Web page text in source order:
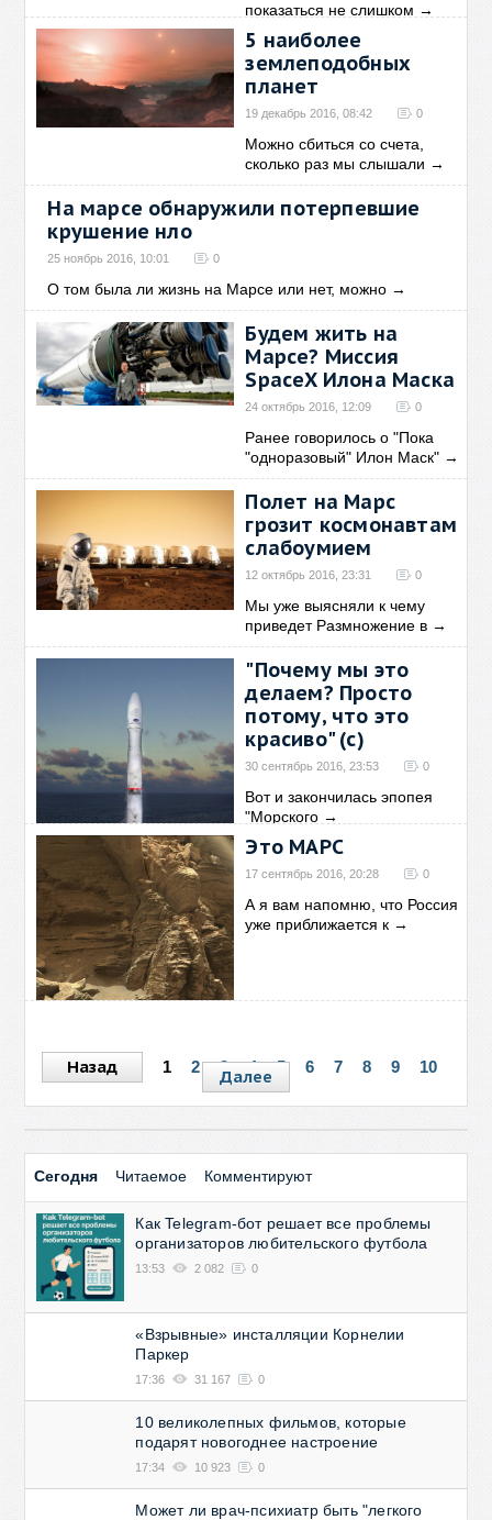
показаться не слишком →
5 наиболее
землеподобных
планет
19 декабрь 2016, 08:42 0
Можно сбиться со счета,
сколько раз мы слышали →
На марсе обнаружили потерпевшие
крушение нло
25 ноябрь 2016, 10:01 0
О том была ли жизнь на Марсе или нет, можно →
Будем жить на
Марсе? Миссия
SpaceX Илона Маска
24 октябрь 2016, 12:09 0
Ранее говорилось о "Пока
"одноразовый" Илон Маск" →
Полет на Марс
грозит космонавтам
слабоумием
12 октябрь 2016, 23:31 0
Мы уже выясняли к чему
приведет Размножение в →
"Почему мы это
делаем? Просто
потому, что это
красиво" (с)
30 сентябрь 2016, 23:53 0
Вот и закончилась эпопея
"Морского →
Это МАРС
17 сентябрь 2016, 20:28 0
А я вам напомню, что Россия
уже приближается к →
Назад 1 2 3 4 5 6 7 8 9 10
Далее
Сегодня Читаемое Комментируют
Как Telegram-бот решает все проблемы
организаторов любительского футбола
13:53 2 082 0
«Взрывные» инсталляции Корнелии
Паркер
17:36 31 167 0
10 великолепных фильмов, которые
подарят новогоднее настроение
17:34 10 923 0
Может ли врач-психиатр быть "легкого